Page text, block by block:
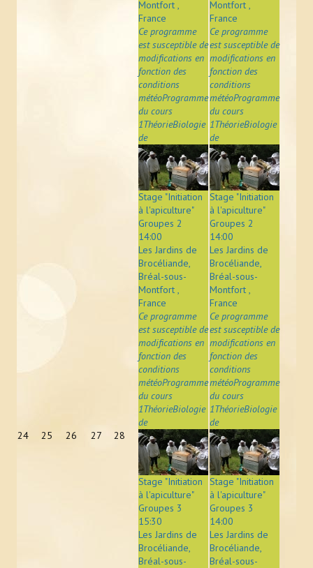
24 25 26 27 28
Montfort ,
France
Ce programme
est susceptible de
modifications en
fonction des
conditions
météoProgramme
du cours
1ThéorieBiologie
de
Stage "Initiation
à l'apiculture"
Groupes 2
14:00
Les Jardins de
Brocéliande,
Bréal-sous-
Montfort ,
France
Ce programme
est susceptible de
modifications en
fonction des
conditions
météoProgramme
du cours
1ThéorieBiologie
de
Stage "Initiation
à l'apiculture"
Groupes 3
15:30
Les Jardins de
Brocéliande,
Bréal-sous-
Montfort ,
France
Ce programme
est susceptible de
modifications en
fonction des
conditions
météoProgramme
du cours
1ThéorieBiologie
de
Stage "Initiation
à l'apiculture"
Groupes 2
14:00
Les Jardins de
Brocéliande,
Bréal-sous-
Montfort ,
France
Ce programme
est susceptible de
modifications en
fonction des
conditions
météoProgramme
du cours
1ThéorieBiologie
de
Stage "Initiation
à l'apiculture"
Groupes 3
14:00
Les Jardins de
Brocéliande,
Bréal-sous-